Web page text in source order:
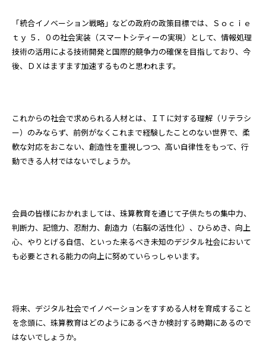
「統合イノベーション戦略」などの政府の政策目標では、Ｓｏｃｉｅ
ｔｙ ５．０の社会実装（スマートシティーの実現）として、情報処理
技術の活用による技術開発と国際的競争力の確保を目指しており、今
後、ＤＸはますます加速するものと思われます。
これからの社会で求められる人材とは、ＩＴに対する理解（リテラシ
ー）のみならず、前例がなくこれまで経験したことのない世界で、柔
軟な対応をおこない、創造性を重視しつつ、高い自律性をもって、行
動できる人材ではないでしょうか。
会員の皆様におかれましては、珠算教育を通じて子供たちの集中力、
判断力、記憶力、忍耐力、創造力（右脳の活性化）、ひらめき、向上
心、やりとげる自信、といった来るべき未知のデジタル社会において
も必要とされる能力の向上に努めていらっしゃいます。
将来、デジタル社会でイノベーションをすすめる人材を育成すること
を念頭に、珠算教育はどのようにあるべきか検討する時期にあるので
はないでしょうか。